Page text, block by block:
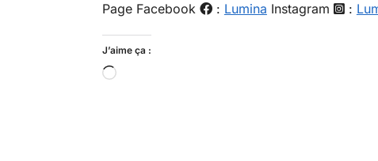
Page Facebook : Lumina Instagram :
J’aime ça :